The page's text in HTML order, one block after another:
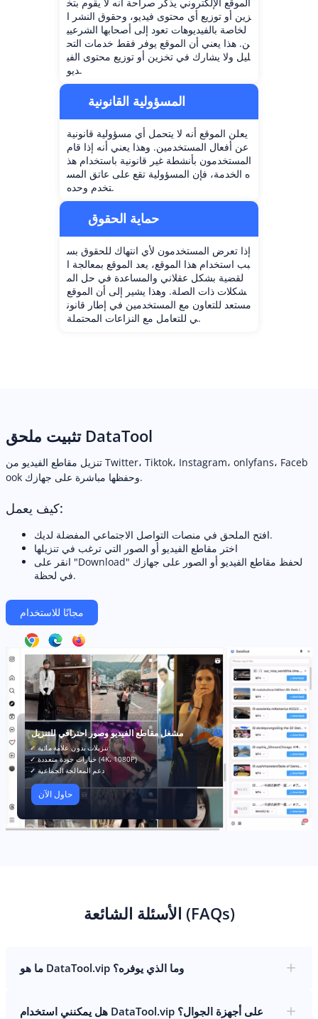
زين أو توزيع أي محتوى فيديو، وحقوق النشر ا
لخاصة بالفيديوهات تعود إلى أصحابها الشرعيي
ن. هذا يعني أن الموقع يوفر فقط خدمات التح
ليل ولا يشارك في تخزين أو توزيع محتوى الفي
ديو.
المسؤولية القانونية
يعلن الموقع أنه لا يتحمل أي مسؤولية قانونية
عن أفعال المستخدمين. وهذا يعني أنه إذا قام
المستخدمون بأنشطة غير قانونية باستخدام هذ
ه الخدمة، فإن المسؤولية تقع على عاتق المس
تخدم وحده.
حماية الحقوق
إذا تعرض المستخدمون لأي انتهاك للحقوق بس
بب استخدام هذا الموقع، يعد الموقع بمعالجة ا
لقضية بشكل عقلاني والمساعدة في حل الم
شكلات ذات الصلة. وهذا يشير إلى أن الموقع
مستعد للتعاون مع المستخدمين في إطار قانون
ي للتعامل مع النزاعات المحتملة.
تثبيت ملحق DataTool
تنزيل مقاطع الفيديو من Twitter، Tiktok، Instagram، onlyfans، Faceb
ook وحفظها مباشرة على جهازك.
كيف يعمل:
افتح الملحق في منصات التواصل الاجتماعي المفضلة لديك.
اختر مقاطع الفيديو أو الصور التي ترغب في تنزيلها
انقر على "Download" لحفظ مقاطع الفيديو أو الصور على جهازك
في لحظة.
مجانًا للاستخدام
مشغل مقاطع الفيديو وصور احترافي للتنزيل
✓ تنزيلات بدون علامة مائية
✓ خيارات جودة متعددة (4K، 1080P)
✓ دعم المعالجة الجماعية
حاول الآن
الأسئلة الشائعة (FAQs)
ما هو DataTool.vip وما الذي يوفره؟
هل يمكنني استخدام DataTool.vip على أجهزة الجوال؟